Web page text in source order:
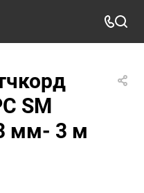
SM
мм- 3 м